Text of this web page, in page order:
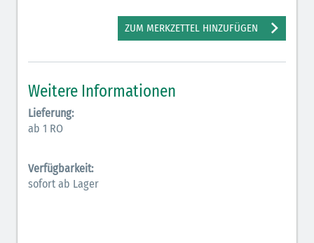
Bronchodilatatoren (blau-braun)
Inodilatatoren (rot-grün)
Antiarrhythmika (rot-blau)
Elektrolyte Kalium (grün-blau)
ZUM MERKZETTEL HINZUFÜGEN
Weitere Informationen
Lieferung:
ab 1 RO
Verfügbarkeit:
sofort ab Lager